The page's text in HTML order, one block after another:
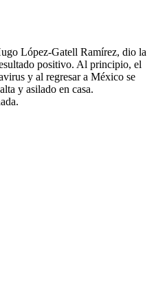
López-Gatell Ramírez, dio la
positivo. Al principio, el
y al regresar a México se
y asilado en casa.